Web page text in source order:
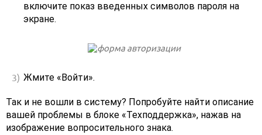
включите показ введенных символов пароля на
экране.
Жмите «Войти».
Так и не вошли в систему? Попробуйте найти описание
вашей проблемы в блоке «Техподдержка», нажав на
изображение вопросительного знака.